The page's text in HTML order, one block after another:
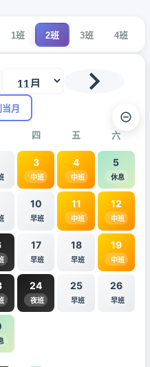
1班 2班 3班 4班
月
四 五 六
3
中班
4
中班
5
休息
10
早班
11
中班
12
中班
17
早班
18
早班
19
中班
24
夜班
25
早班
26
早班